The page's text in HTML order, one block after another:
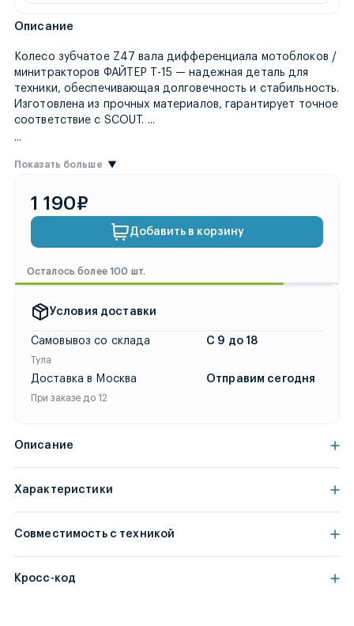
Описание
Колесо зубчатое Z47 вала дифференциала мотоблоков /
минитракторов ФАЙТЕР T-15 — надежная деталь для
техники, обеспечивающая долговечность и стабильность.
Изготовлена из прочных материалов, гарантирует точное
соответствие с SCOUT. ...
...
Показать больше
1 190₽
Добавить в корзину
Осталось более 100 шт.
Условия доставки
Самовывоз со склада
Тула
С 9 до 18
Доставка в Москва
При заказе до 12
Отправим сегодня
Описание
Характеристики
Совместимость с техникой
Кросс-код